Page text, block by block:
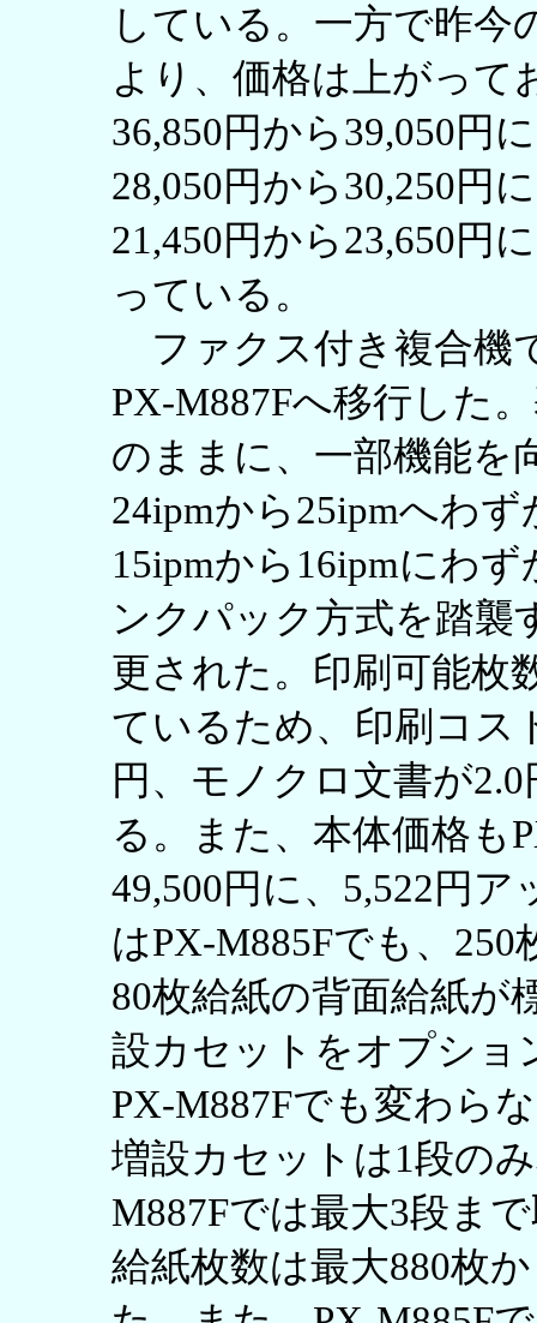
している。一方で昨今
より、価格は上がって
36,850円から39,050円
28,050円から30,250円
21,450円から23,650円
っている。
ファクス付き複合機
PX-M887Fへ移行した
のままに、一部機能を
24ipmから25ipmへわ
15ipmから16ipmにわ
ンクパック方式を踏襲
更された。印刷可能枚
ているため、印刷コス
円、モノクロ文書が
る。また、本体価格も
49,500円に、5,522円
はPX-M885Fでも、
80枚給紙の背面給紙が
設カセットをオプショ
PX-M887Fでも変わら
増設カセットは1段の
M887Fでは最大3段ま
給紙枚数は最大880枚